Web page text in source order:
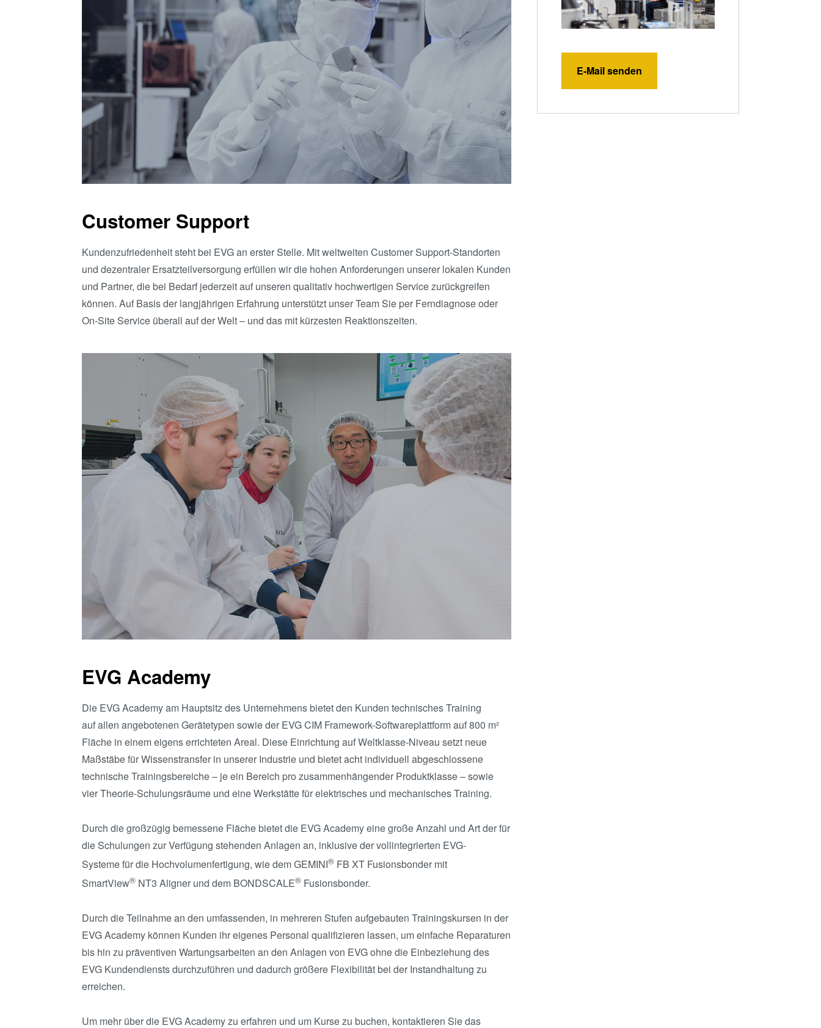
Customer Support
Kundenzufriedenheit steht bei EVG an erster Stelle. Mit weltweiten Customer Support-Standorten
und dezentraler Ersatzteilversorgung erfüllen wir die hohen Anforderungen unserer lokalen Kunden
und Partner, die bei Bedarf jederzeit auf unseren qualitativ hochwertigen Service zurückgreifen
können. Auf Basis der langjährigen Erfahrung unterstützt unser Team Sie per Ferndiagnose oder
On-Site Service überall auf der Welt – und das mit kürzesten Reaktionszeiten.
EVG Academy
Die EVG Academy am Hauptsitz des Unternehmens bietet den Kunden technisches Training
auf allen angebotenen Gerätetypen sowie der EVG CIM Framework-Softwareplattform auf 800 m²
Fläche in einem eigens errichteten Areal. Diese Einrichtung auf Weltklasse-Niveau setzt neue
Maßstäbe für Wissenstransfer in unserer Industrie und bietet acht individuell abgeschlossene
technische Trainingsbereiche – je ein Bereich pro zusammenhängender Produktklasse – sowie
vier Theorie-Schulungsräume und eine Werkstätte für elektrisches und mechanisches Training.
Durch die großzügig bemessene Fläche bietet die EVG Academy eine große Anzahl und Art der für
die Schulungen zur Verfügung stehenden Anlagen an, inklusive der vollintegrierten EVG-
Systeme für die Hochvolumenfertigung, wie dem GEMINI® FB XT Fusionsbonder mit
SmartView® NT3 Aligner und dem BONDSCALE® Fusionsbonder.
Durch die Teilnahme an den umfassenden, in mehreren Stufen aufgebauten Trainingskursen in der
EVG Academy können Kunden ihr eigenes Personal qualifizieren lassen, um einfache Reparaturen
bis hin zu präventiven Wartungsarbeiten an den Anlagen von EVG ohne die Einbeziehung des
EVG Kundendiensts durchzuführen und dadurch größere Flexibilität bei der Instandhaltung zu
erreichen.
Um mehr über die EVG Academy zu erfahren und um Kurse zu buchen, kontaktieren Sie das
E-Mail senden